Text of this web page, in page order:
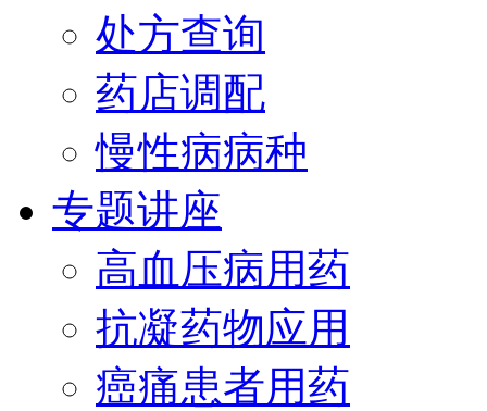
处方查询
药店调配
慢性病病种
专题讲座
高血压病用药
抗凝药物应用
癌痛患者用药